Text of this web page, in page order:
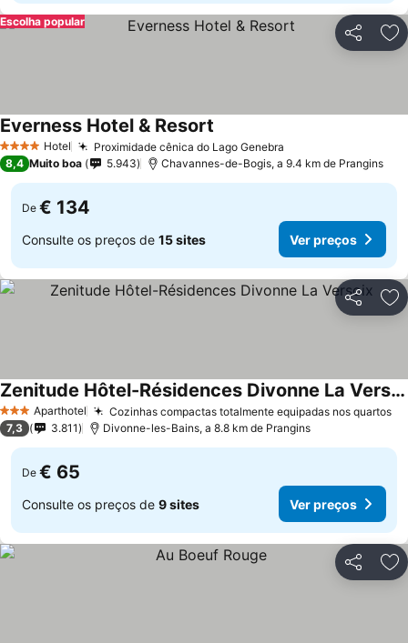
Partilhar
Escolha popular
4 EstrelasHotel Proximidade cênica do Lago Genebra
Everness Hotel & Resort
8,4 Muito boa 5.943 Chavannes-de-Bogis, a 9.4 km de Prangins
De € 134
Consulte os preços de 15 sites Ver preços
Partilhar
3 EstrelasAparthotel Cozinhas compactas totalmente equipadas nos quartos
Zenitude Hôtel-Résidences Divonne La Versoix
Ver preços
7,3 3.811 Divonne-les-Bains, a 8.8 km de Prangins
De € 65
Consulte os preços de 9 sites Ver preços
Partilhar